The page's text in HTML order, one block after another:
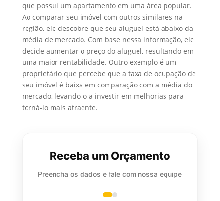
que possui um apartamento em uma área popular.
Ao comparar seu imóvel com outros similares na
região, ele descobre que seu aluguel está abaixo da
média de mercado. Com base nessa informação, ele
decide aumentar o preço do aluguel, resultando em
uma maior rentabilidade. Outro exemplo é um
proprietário que percebe que a taxa de ocupação de
seu imóvel é baixa em comparação com a média do
mercado, levando-o a investir em melhorias para
torná-lo mais atraente.
Receba um Orçamento
Preencha os dados e fale com nossa equipe